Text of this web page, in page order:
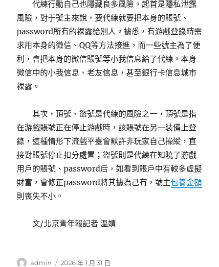
代練行動自己也隱藏良多風險。起首是隱私泄露
風險，對于號主來說，要代練就要把本身的賬號、
password所有的裸露給別人。據悉，有游戲登錄時需
求用本身的微信、QQ等方法接進，而一些號主為了便
利，會把本身的微信賬號等小我信息給了代練。本身
微信中的小我信息、老友信息，甚至銀行卡信息城市
裸露。
其次，頂號、盜號是代練的風險之一，頂號是指
在游戲賬號正在停止游戲時，該賬號在另一裝備上登
錄，這種情形下流戲平臺會默許非玩家自己操縱，直
接對賬號停止扣分處置；盜號則是代練在知曉了游戲
用戶的賬號、password后，如看到賬戶中有較多虛擬
財富，會修正password將其據為己有，號主包養金額
則喪失不小。
文/北京青年報記者 溫婧
作
admin
發
2026 年 1 月 31 日